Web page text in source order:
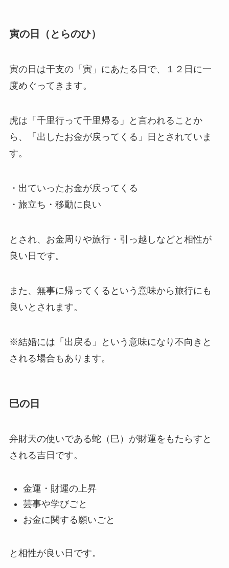
寅の日（とらのひ）
寅の日は干支の「寅」にあたる日で、１２日に一
度めぐってきます。
虎は「千里行って千里帰る」と言われることか
ら、「出したお金が戻ってくる」日とされていま
す。
・出ていったお金が戻ってくる
・旅立ち・移動に良い
とされ、お金周りや旅行・引っ越しなどと相性が
良い日です。
また、無事に帰ってくるという意味から旅行にも
良いとされます。
※結婚には「出戻る」という意味になり不向きと
される場合もあります。
巳の日
弁財天の使いである蛇（巳）が財運をもたらすと
される吉日です。
金運・財運の上昇
芸事や学びごと
お金に関する願いごと
と相性が良い日です。